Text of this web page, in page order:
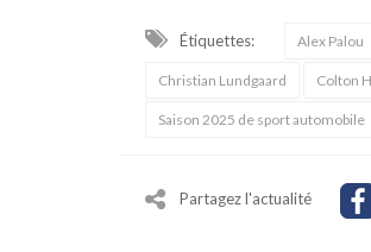
Étiquettes: Alex Palou
Christian Lundgaard Colton
Saison 2025 de sport automobile
Partagez l'actualité